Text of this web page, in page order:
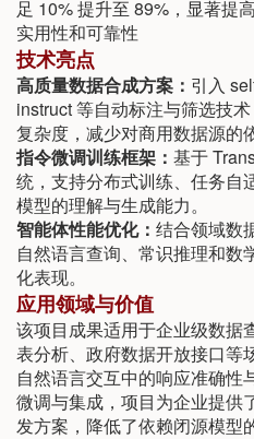
足 10% 提升至 89%，显著提
实用性和可靠性
技术亮点
高质量数据合成方案： 引入
instruct 等自动标注与筛选技
复杂度，减少对商用数据源的
指令微调训练框架： 基于
统，支持分布式训练、任务自
模型的理解与生成能力。
智能体性能优化： 结合领域数
自然语言查询、常识推理和数
化表现。
应用领域与价值
该项目成果适用于企业级数据
表分析、政府数据开放接口等
自然语言交互中的响应准确性
微调与集成，项目为企业提供
发方案，降低了依赖闭源模型